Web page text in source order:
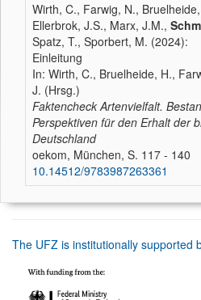
Wirth, C., Farwig, N.,
Ellerbrok, J.S., Marx, J.M.,
Spatz, T., Sporbert, M. (2024):
Einleitung
In: Wirth, C., Bruelheide, H.,
J. (Hrsg.)
Faktencheck Artenvielfalt.
Perspektiven für den Erhalt der
Deutschland
oekom, München, S. 117 - 140
10.14512/9783987263361
The UFZ is institutionally supported